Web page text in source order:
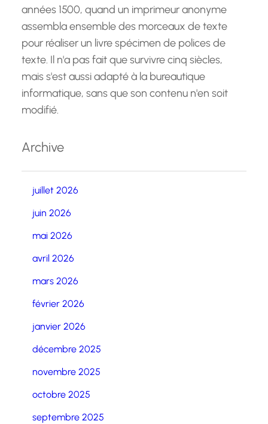
années 1500, quand un imprimeur anonyme
assembla ensemble des morceaux de texte
pour réaliser un livre spécimen de polices de
texte. Il n'a pas fait que survivre cinq siècles,
mais s'est aussi adapté à la bureautique
informatique, sans que son contenu n'en soit
modifié.
Archive
juillet 2026
juin 2026
mai 2026
avril 2026
mars 2026
février 2026
janvier 2026
décembre 2025
novembre 2025
octobre 2025
septembre 2025